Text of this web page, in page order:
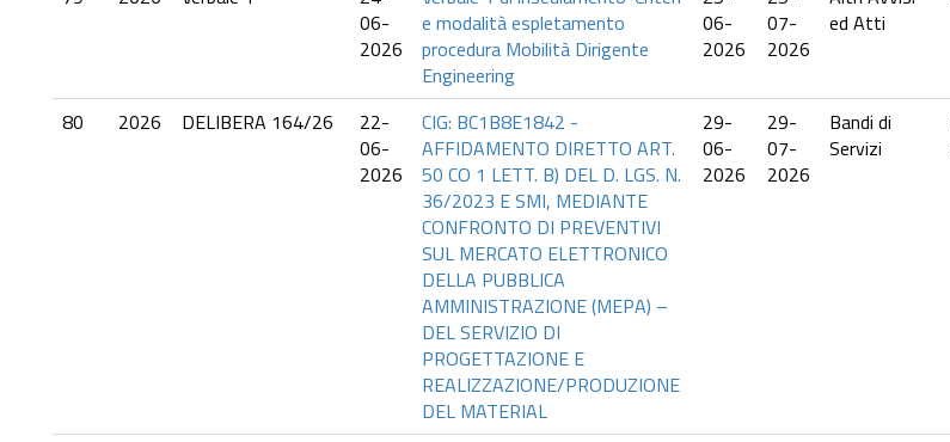
06-
2026
e modalità espletamento
procedura Mobilità Dirigente
Engineering
06-
2026
07-
2026
ed Atti
80 2026 DELIBERA 164/26
22-
06-
2026
CIG: BC1B8E1842 -
AFFIDAMENTO DIRETTO ART.
50 CO 1 LETT. B) DEL D. LGS. N.
36/2023 E SMI, MEDIANTE
CONFRONTO DI PREVENTIVI
SUL MERCATO ELETTRONICO
DELLA PUBBLICA
AMMINISTRAZIONE (MEPA) –
DEL SERVIZIO DI
PROGETTAZIONE E
REALIZZAZIONE/PRODUZIONE
DEL MATERIAL
29-
06-
2026
29-
07-
2026
Bandi di
Servizi